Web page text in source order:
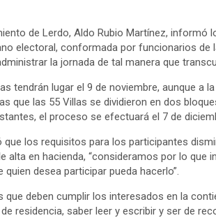
de Lerdo, Aldo Rubio Martínez, informó
electoral, conformada por funcionarios de
la jornada de tal manera que
tendrán lugar el 9 de noviembre, aunque a
que las 55 Villas se dividieron en dos
el proceso se efectuará el 7 de
que los requisitos para los participantes
alta en hacienda, “consideramos por lo que
desea participar pueda hacerlo”.
deben cumplir los interesados en la
residencia, saber leer y escribir y ser de